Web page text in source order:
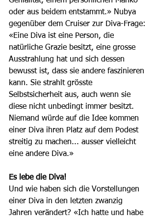
oder aus beidem entstammt.» Nubya
gegenüber dem Cruiser zur Diva-Frage:
«Eine Diva ist eine Person, die
natürliche Grazie besitzt, eine grosse
Ausstrahlung hat und sich dessen
bewusst ist, dass sie andere faszinieren
kann. Sie strahlt grösste
Selbstsicherheit aus, auch wenn sie
diese nicht unbedingt immer besitzt.
Niemand würde auf die Idee kommen
einer Diva ihren Platz auf dem Podest
streitig zu machen... ausser vielleicht
eine andere Diva.»
Es lebe die Diva!
Und wie haben sich die Vorstellungen
einer Diva in den letzten zwanzig
Jahren verändert? «Ich hatte und habe